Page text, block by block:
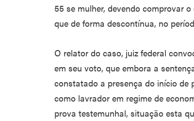
55 se mulher, devendo comprovar
que de forma descontínua, no
O relator do caso, juiz federal
em seu voto, que embora a
constatado a presença do início de
como lavrador em regime de
prova testemunhal, situação esta